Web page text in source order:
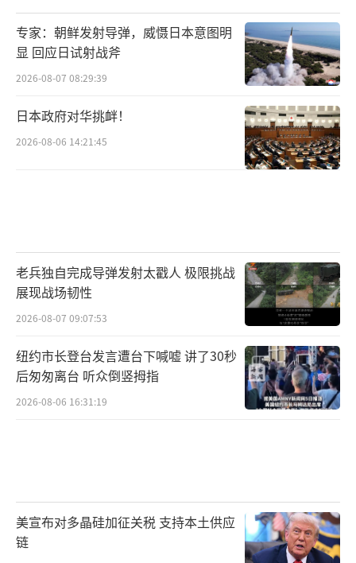
专家：朝鲜发射导弹，威慑日本意图明
显 回应日试射战斧
2026-08-07 08:29:39
日本政府对华挑衅！
2026-08-06 14:21:45
老兵独自完成导弹发射太戳人 极限挑战
展现战场韧性
2026-08-07 09:07:53
纽约市长登台发言遭台下喊嘘 讲了30秒
后匆匆离台 听众倒竖拇指
2026-08-06 16:31:19
美宣布对多晶硅加征关税 支持本土供应
链